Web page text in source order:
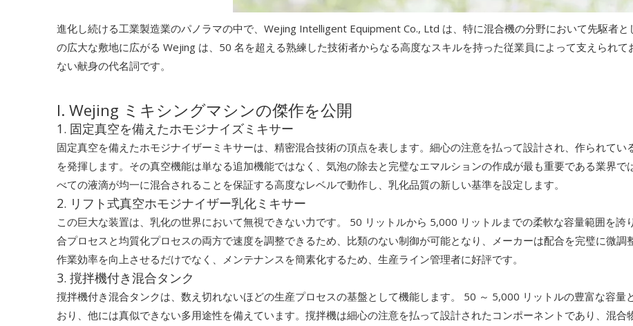
進化し続ける工業製造業のパノラマの中で、Wejing Intelligent Equipment Co., Ltd は、特に混合機の分野において先駆者
の広大な敷地に広がる Wejing は、50 名を超える熟練した技術者からなる高度なスキルを持った従業員によって支えられ
ない献身の代名詞です。
I. Wejing ミキシングマシンの傑作を公開
1. 固定真空を備えたホモジナイズミキサー
固定真空を備えたホモジナイザーミキサーは、精密混合技術の頂点を表します。細心の注意を払って設計され、作られて
を発揮します。その真空機能は単なる追加機能ではなく、気泡の除去と完璧なエマルションの作成が最も重要である業界
べての液滴が均一に混合されることを保証する高度なレベルで動作し、乳化品質の新しい基準を設定します。
2. リフト式真空ホモジナイザー乳化ミキサー
この巨大な装置は、乳化の世界において無視できない力です。 50 リットルから 5,000 リットルまでの柔軟な容量範囲を
合プロセスと均質化プロセスの両方で速度を調整できるため、比類のない制御が可能となり、メーカーは配合を完璧に微調
作業効率を向上させるだけでなく、メンテナンスを簡素化するため、生産ライン管理者に好評です。
3. 撹拌機付き混合タンク
撹拌機付き混合タンクは、数え切れないほどの生産プロセスの基盤として機能します。 50 ～ 5,000 リットルの豊富な容
おり、他には真似できない多用途性を備えています。撹拌機は細心の注意を払って設計されたコンポーネントであり、混